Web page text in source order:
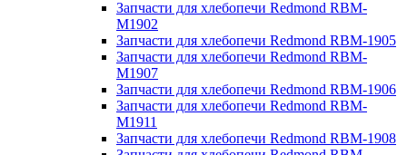
Запчасти для хлебопечи Redmond RBM-
M1902
Запчасти для хлебопечи Redmond RBM-1905
Запчасти для хлебопечи Redmond RBM-
M1907
Запчасти для хлебопечи Redmond RBM-1906
Запчасти для хлебопечи Redmond RBM-
M1911
Запчасти для хлебопечи Redmond RBM-1908